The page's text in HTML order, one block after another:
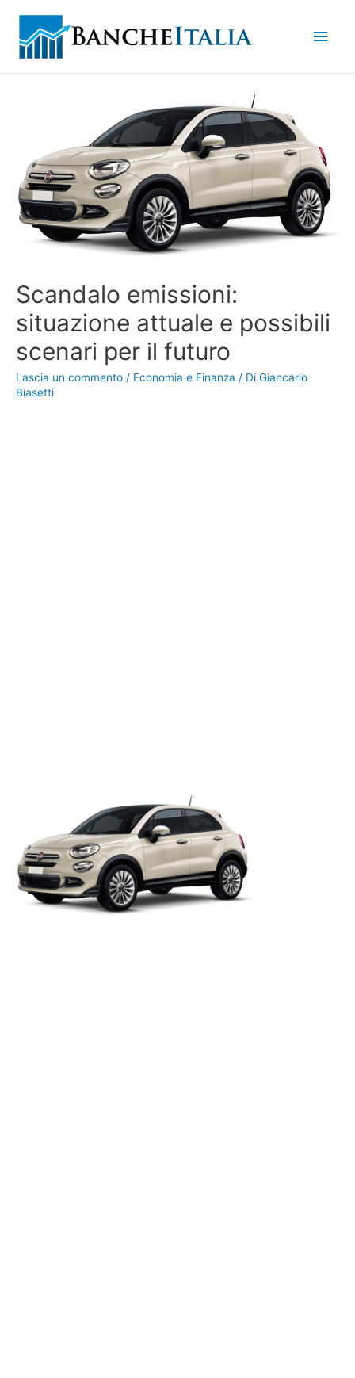
Scandalo emissioni:
situazione attuale e possibili
scenari per il futuro
Lascia un commento / Economia e Finanza / Di Giancarlo
Biasetti